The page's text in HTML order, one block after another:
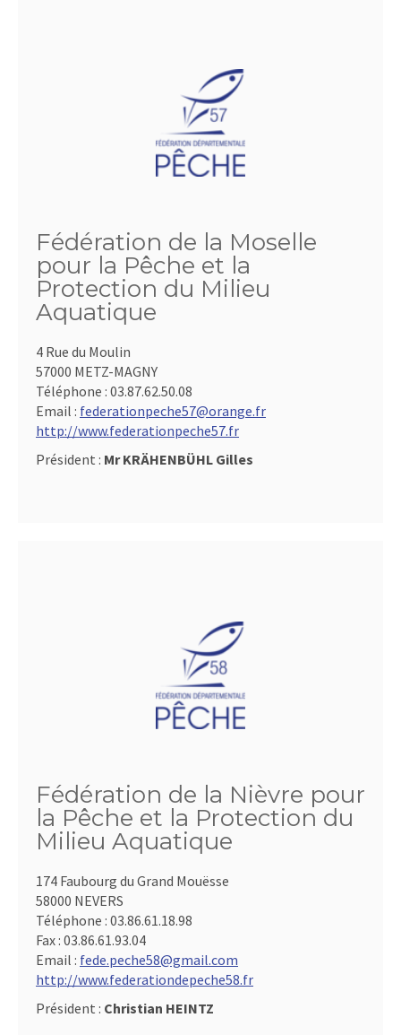
Fédération de la Moselle
pour la Pêche et la
Protection du Milieu
Aquatique
4 Rue du Moulin
57000 METZ-MAGNY
Téléphone : 03.87.62.50.08
Email : federationpeche57@orange.fr
http://www.federationpeche57.fr
Président : Mr KRÄHENBÜHL Gilles
Fédération de la Nièvre pour
la Pêche et la Protection du
Milieu Aquatique
174 Faubourg du Grand Mouësse
58000 NEVERS
Téléphone : 03.86.61.18.98
Fax : 03.86.61.93.04
Email : fede.peche58@gmail.com
http://www.federationdepeche58.fr
Président : Christian HEINTZ